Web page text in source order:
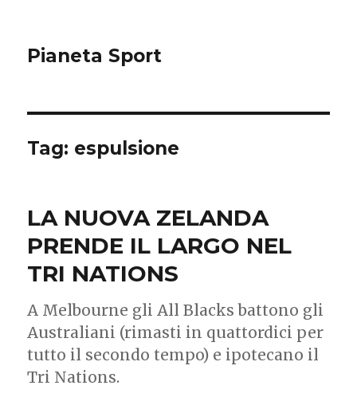
Pianeta Sport
Tag: espulsione
LA NUOVA ZELANDA
PRENDE IL LARGO NEL
TRI NATIONS
A Melbourne gli All Blacks battono gli
Australiani (rimasti in quattordici per
tutto il secondo tempo) e ipotecano il
Tri Nations.